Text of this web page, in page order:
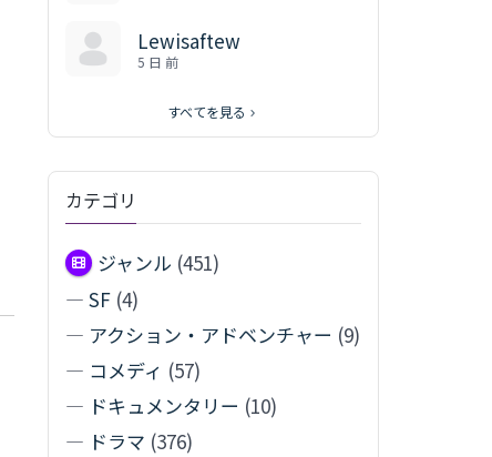
Lewisaftew
5 日 前
すべてを見る
カテゴリ
ジャンル (451)
— SF (4)
— アクション・アドベンチャー (9)
— コメディ (57)
— ドキュメンタリー (10)
— ドラマ (376)